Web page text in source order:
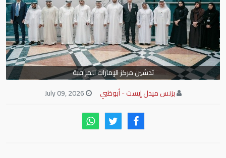
تدشين مركز الإمارات للمراقبة
بزنس ميدل إيست - أبوظبي